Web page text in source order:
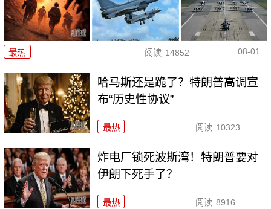
最热 阅读 14852 08-01
哈马斯还是跪了？特朗普高调宣
布“历史性协议”
最热 阅读 10323
炸电厂锁死波斯湾！特朗普要对
伊朗下死手了？
最热 阅读 8916